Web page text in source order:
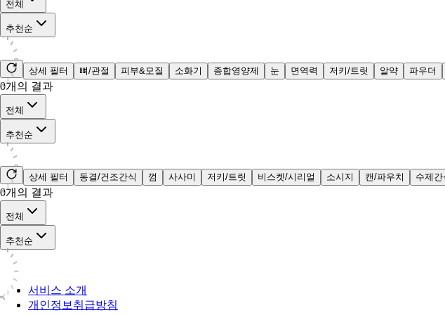
전체
추천순
상세 필터 뼈/관절 피부&모질 소화기 종합영양제 눈 면역력 저키/트릿 알약 파우더
0개의 결과
전체
추천순
상세 필터 동결/건조간식 껌 사사미 저키/트릿 비스켓/시리얼 소시지 캔/파우치 수제간
0개의 결과
전체
추천순
서비스 소개
개인정보취급방침